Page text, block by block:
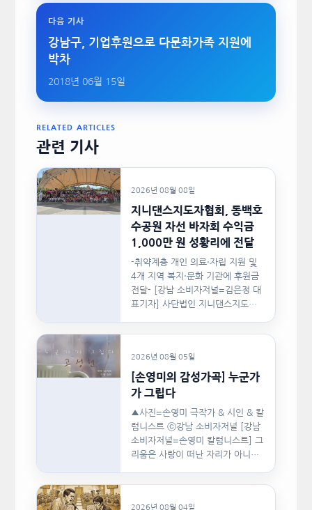
다음 기사
강남구, 기업후원으로 다문화가족 지원에
박차
2018년 06월 15일
RELATED ARTICLES
관련 기사
2026년 08월 08일
지니댄스지도자협회, 동백호
수공원 자선 바자회 수익금
1,000만 원 성황리에 전달
-취약계층 개인 의료·자립 지원 및
4개 지역 복지·문화 기관에 후원금
전달- [강남 소비자저널=김은정 대
표기자] 사단법인 지니댄스지도자
2026년 08월 05일
[손영미의 감성가곡] 누군가
가 그립다
▲사진=손영미 극작가 & 시인 & 칼
럼니스트 ⓒ강남 소비자저널 [강남
소비자저널=손영미 칼럼니스트] 그
리움은 사랑이 떠난 자리가 아니라,
2026년 08월 04일